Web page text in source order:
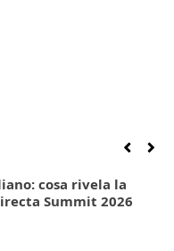
cosa rivela la
Summit 2026